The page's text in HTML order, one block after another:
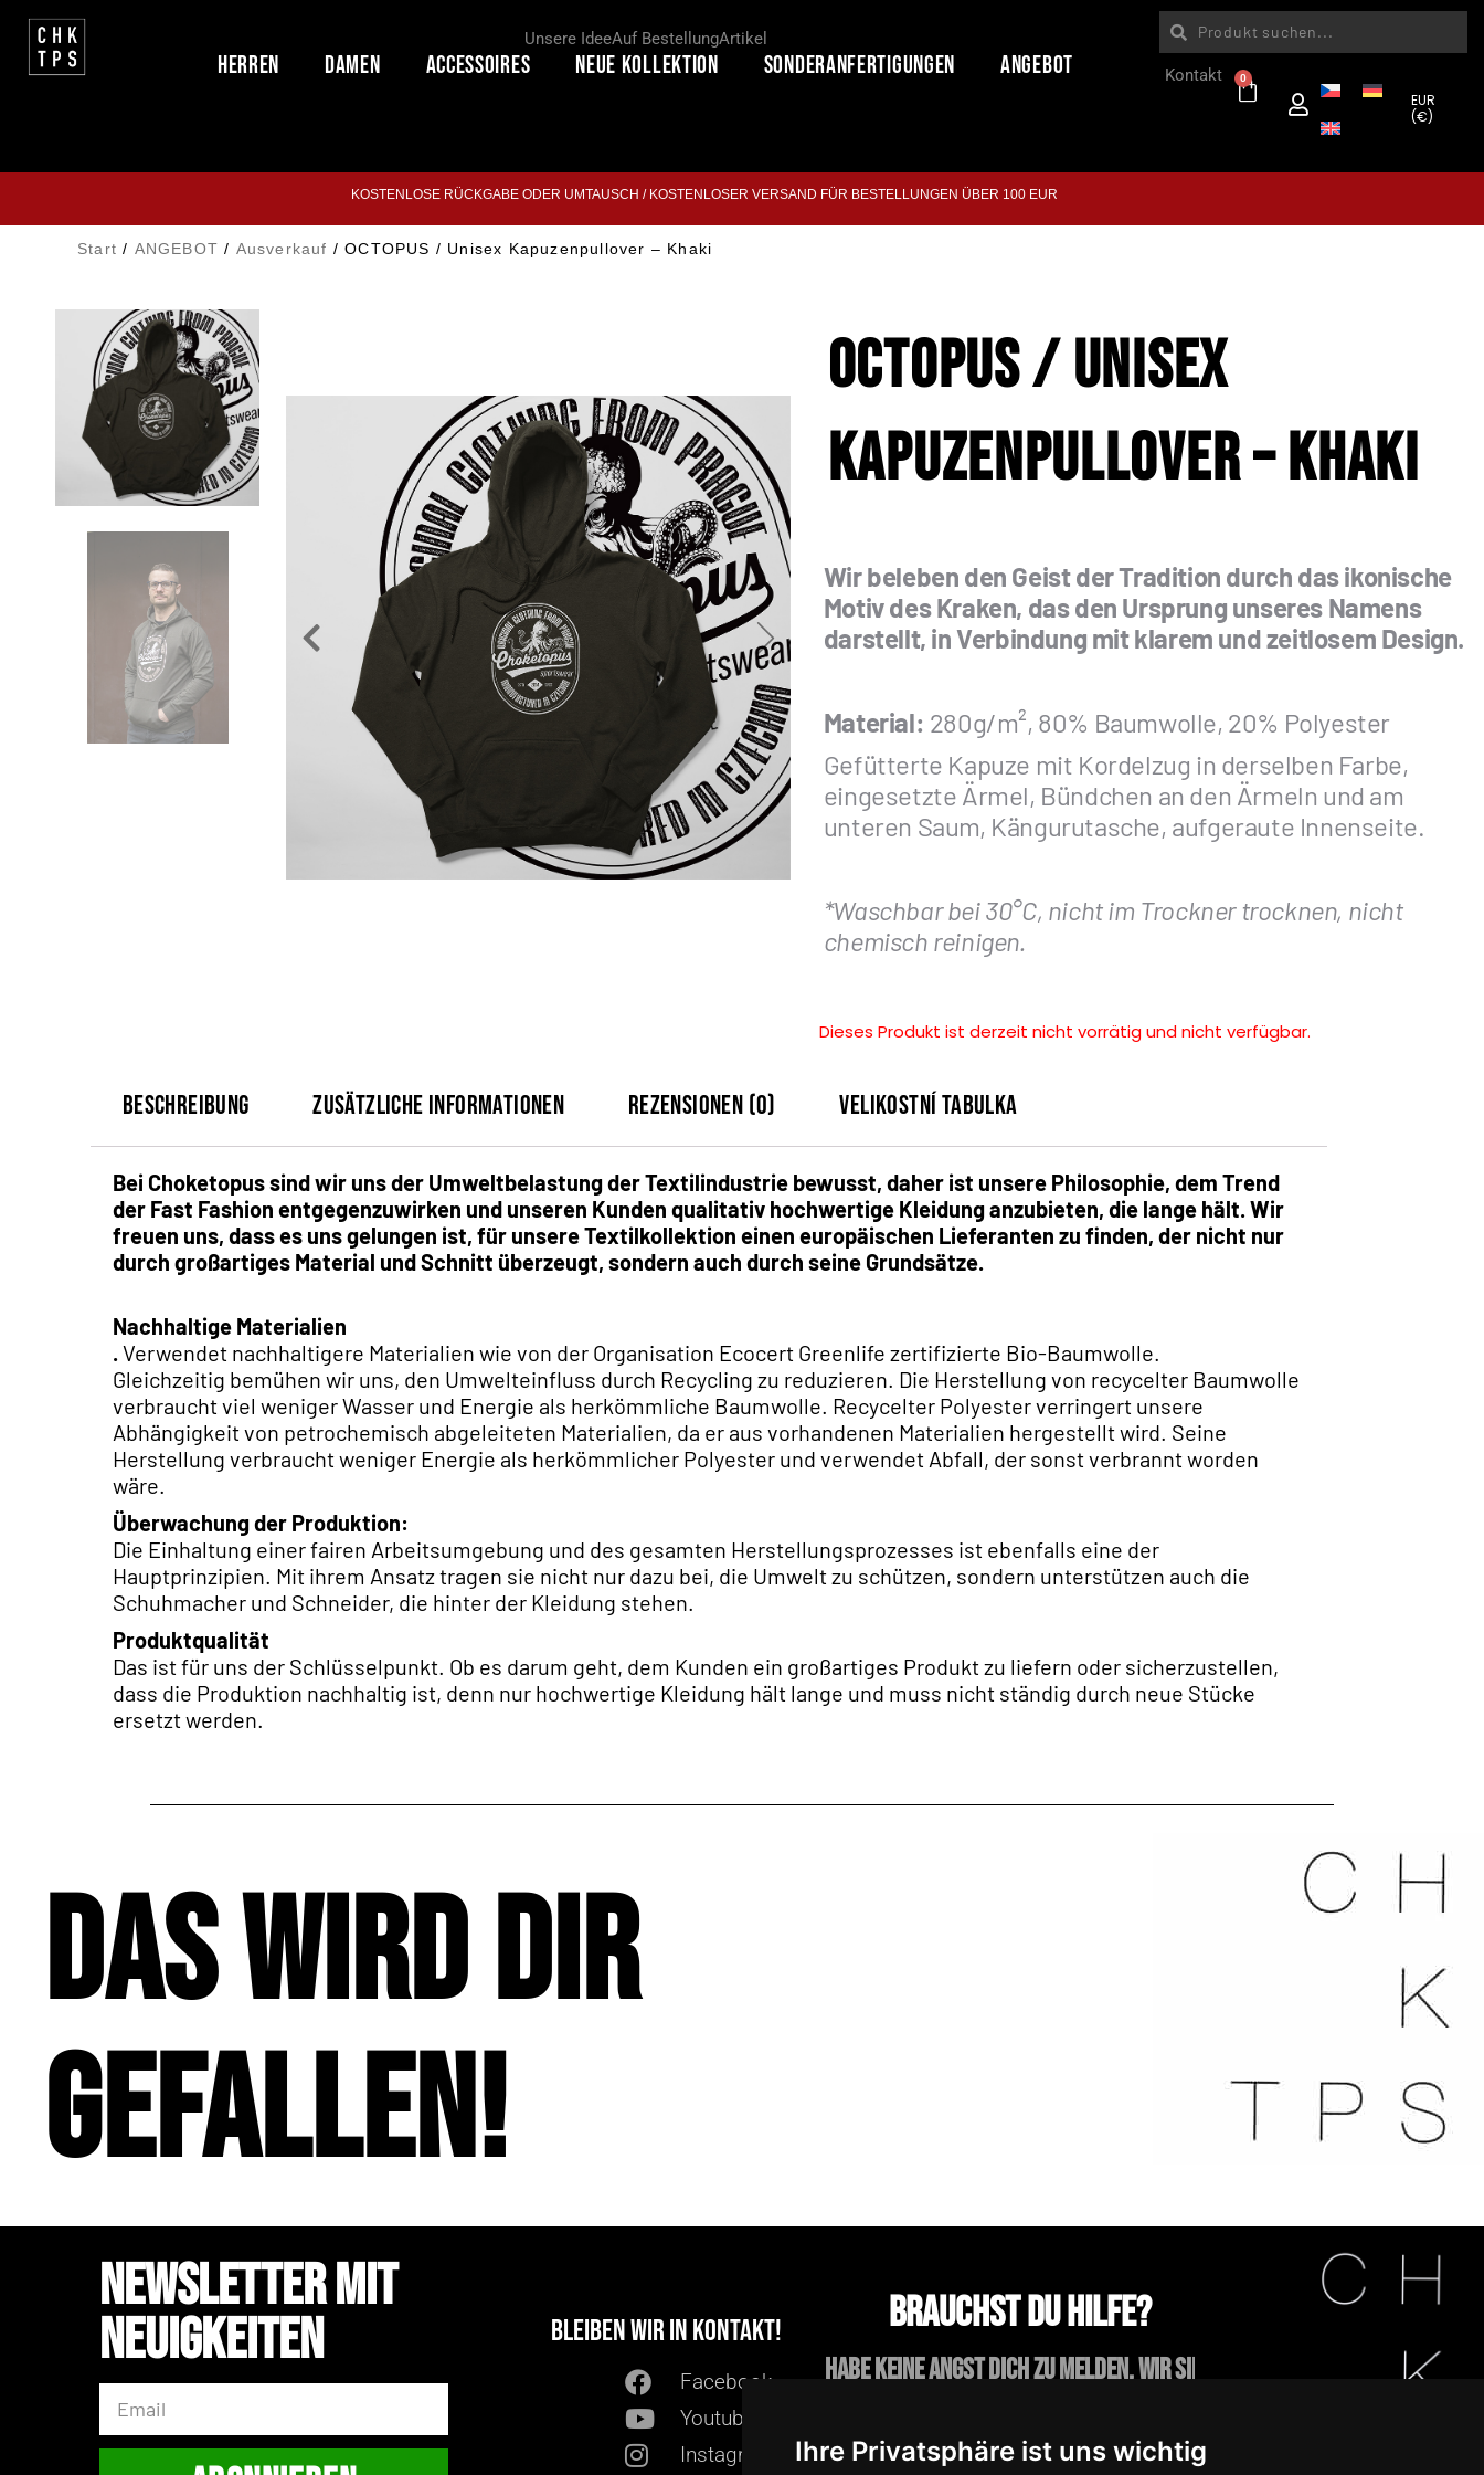
Ihre Privatsphäre ist uns wichtig
Unsere IdeeAuf BestellungArtikel
Herren Damen Accessoires Neue Kollektion Sonderanfertigungen Angebot Kontakt 0
EUR
(€)
KOSTENLOSE RÜCKGABE ODER UMTAUSCH / KOSTENLOSER VERSAND FÜR BESTELLUNGEN ÜBER 100 EUR
Start / ANGEBOT / Ausverkauf / OCTOPUS / Unisex Kapuzenpullover – Khaki
OCTOPUS / UNISEX
KAPUZENPULLOVER – KHAKI
Wir beleben den Geist der Tradition durch das ikonische
Motiv des Kraken, das den Ursprung unseres Namens
darstellt, in Verbindung mit klarem und zeitlosem Design.
Material: 280g/m², 80% Baumwolle, 20% Polyester
Gefütterte Kapuze mit Kordelzug in derselben Farbe,
eingesetzte Ärmel, Bündchen an den Ärmeln und am
unteren Saum, Kängurutasche, aufgeraute Innenseite.
*Waschbar bei 30°C, nicht im Trockner trocknen, nicht
chemisch reinigen.
Dieses Produkt ist derzeit nicht vorrätig und nicht verfügbar.
Beschreibung Zusätzliche Informationen Rezensionen (0) Velikostní tabulka
Bei Choketopus sind wir uns der Umweltbelastung der Textilindustrie bewusst, daher ist unsere Philosophie, dem Trend
der Fast Fashion entgegenzuwirken und unseren Kunden qualitativ hochwertige Kleidung anzubieten, die lange hält. Wir
freuen uns, dass es uns gelungen ist, für unsere Textilkollektion einen europäischen Lieferanten zu finden, der nicht nur
durch großartiges Material und Schnitt überzeugt, sondern auch durch seine Grundsätze.
Nachhaltige Materialien
.Verwendet nachhaltigere Materialien wie von der Organisation Ecocert Greenlife zertifizierte Bio-Baumwolle.
Gleichzeitig bemühen wir uns, den Umwelteinfluss durch Recycling zu reduzieren. Die Herstellung von recycelter Baumwolle
verbraucht viel weniger Wasser und Energie als herkömmliche Baumwolle. Recycelter Polyester verringert unsere
Abhängigkeit von petrochemisch abgeleiteten Materialien, da er aus vorhandenen Materialien hergestellt wird. Seine
Herstellung verbraucht weniger Energie als herkömmlicher Polyester und verwendet Abfall, der sonst verbrannt worden
wäre.
Überwachung der Produktion:
Die Einhaltung einer fairen Arbeitsumgebung und des gesamten Herstellungsprozesses ist ebenfalls eine der
Hauptprinzipien. Mit ihrem Ansatz tragen sie nicht nur dazu bei, die Umwelt zu schützen, sondern unterstützen auch die
Schuhmacher und Schneider, die hinter der Kleidung stehen.
Produktqualität
Das ist für uns der Schlüsselpunkt. Ob es darum geht, dem Kunden ein großartiges Produkt zu liefern oder sicherzustellen,
dass die Produktion nachhaltig ist, denn nur hochwertige Kleidung hält lange und muss nicht ständig durch neue Stücke
ersetzt werden.
Das wird dir
gefallen!
Newsletter mit
Neuigkeiten Bleiben wir in Kontakt!
Facebook
Youtube
Instagram
Brauchst du Hilfe?
Habe keine Angst dich zu melden, wir sind
Kontaktiere uns!